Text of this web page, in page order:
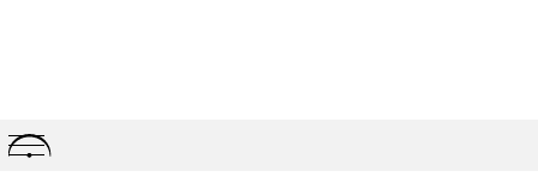
Skip
to